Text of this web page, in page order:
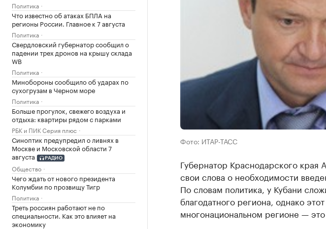
Политика
Что известно об атаках БПЛА на
регионы России. Главное к 7 августа
Политика
Свердловский губернатор сообщил о
падении трех дронов на крышу склада
WB
Политика
Минобороны сообщило об ударах по
сухогрузам в Черном море
Политика
Больше прогулок, свежего воздуха и
отдыха: квартиры рядом с парками
РБК и ПИК Серия плюс
Синоптик предупредил о ливнях в
Москве и Московской области 7
августа
РАДИО
Общество
Чего ждать от нового президента
Колумбии по прозвищу Тигр
Политика
Треть россиян работают не по
специальности. Как это влияет на
экономику
Фото: ИТАР-ТАСС
Губернатор Краснодарского края
свои слова о необходимости
По словам политика, у Кубани
благодатного региона, однако
многонациональном регионе —